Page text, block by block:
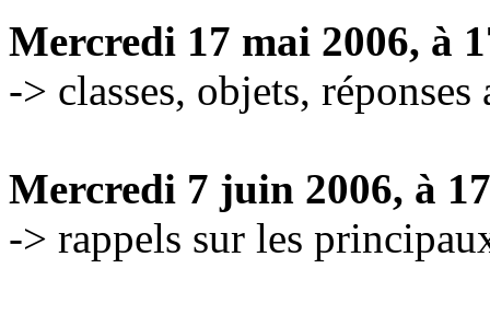
Mercredi 17 mai 2006, à
-> classes, objets,
Mercredi 7 juin 2006, à
-> rappels sur les